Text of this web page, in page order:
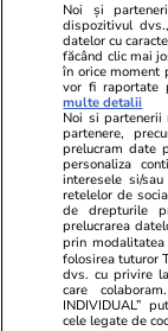
Poate vine
ne face bine
Noi și
dispozitivul
datelor cu
făcând clic mai
în orice moment
vor fi raportate
multe detalii
Noi si partenerii
partenere,
prelucram date
personaliza
interesele si/
retelelor de
de drepturile
prelucrarea
prin
folosirea tuturor
dvs. cu privire
care
INDIVIDUAL”
cele legate de